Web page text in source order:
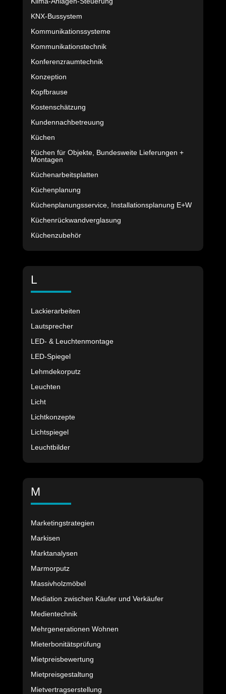
KNX-Bussystem
Kommunikationssysteme
Kommunikationstechnik
Konferenzraumtechnik
Konzeption
Kopfbrause
Kostenschätzung
Kundennachbetreuung
Küchen
Küchen für Objekte, Bundesweite Lieferungen +
Montagen
Küchenarbeitsplatten
Küchenplanung
Küchenplanungsservice, Installationsplanung E+W
Küchenrückwandverglasung
Küchenzubehör
L
Lackierarbeiten
Lautsprecher
LED- & Leuchtenmontage
LED-Spiegel
Lehmdekorputz
Leuchten
Licht
Lichtkonzepte
Lichtspiegel
Leuchtbilder
M
Marketingstrategien
Markisen
Marktanalysen
Marmorputz
Massivholzmöbel
Mediation zwischen Käufer und Verkäufer
Medientechnik
Mehrgenerationen Wohnen
Mieterbonitätsprüfung
Mietpreisbewertung
Mietpreisgestaltung
Mietvertragserstellung